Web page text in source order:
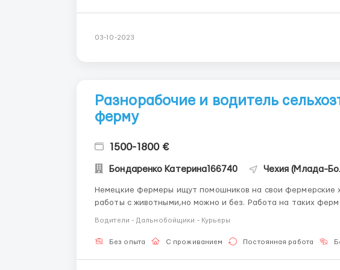
03-10-2023
Разнорабочие и водитель
ферму
1500-1800 €
Бондаренко Катерина166740 Чехия (Млада-
Немецкие фермеры ищут помошников на свои фермерские
работы с животными,но можно и без. Работа на таких фермах: Молочная ферма;
Водители - Дальнобойщики - Курьеры
Без опыта С проживанием Постоянная работа